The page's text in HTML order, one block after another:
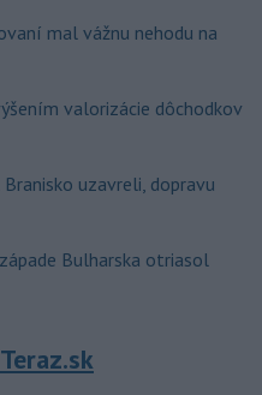
mal vážnu nehodu na
valorizácie dôchodkov
Branisko uzavreli, dopravu
Bulharska otriasol